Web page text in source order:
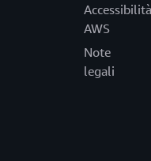
Accessibilità
AWS
Note
legali